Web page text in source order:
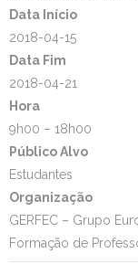
Data Início
2018-04-15
Data Fim
2018-04-21
Hora
9h00 – 18h00
Público Alvo
Estudantes
Organização
GERFEC – Grupo
Formação de